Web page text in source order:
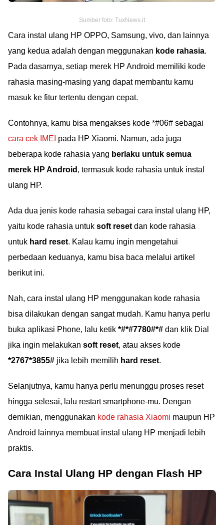
Sumber foto: TuxNews.it
Cara instal ulang HP OPPO, Samsung, vivo, dan lainnya
yang kedua adalah dengan meggunakan kode rahasia.
Pada dasarnya, setiap merek HP Android memiliki kode
rahasia masing-masing yang dapat membantu kamu
masuk ke fitur tertentu dengan cepat.
Contohnya, kamu bisa mengakses kode *#06# sebagai
cara cek IMEI pada HP Xiaomi. Namun, ada juga
beberapa kode rahasia yang berlaku untuk semua
merek HP Android , termasuk kode rahasia untuk instal
ulang HP.
Ada dua jenis kode rahasia sebagai cara instal ulang HP,
yaitu kode rahasia untuk soft reset dan kode rahasia
untuk hard reset. Kalau kamu ingin mengetahui
perbedaan keduanya, kamu bisa baca melalui artikel
berikut ini.
Nah, cara instal ulang HP menggunakan kode rahasia
bisa dilakukan dengan sangat mudah. Kamu hanya perlu
buka aplikasi Phone, lalu ketik *#*#7780#*# dan klik Dial
jika ingin melakukan soft reset, atau akses kode
*2767*3855# jika lebih memilih hard reset.
Selanjutnya, kamu hanya perlu menunggu proses reset
hingga selesai, lalu restart smartphone-mu. Dengan
demikian, menggunakan kode rahasia Xiaomi maupun HP
Android lainnya membuat instal ulang HP menjadi lebih
praktis.
Cara Instal Ulang HP dengan Flash HP